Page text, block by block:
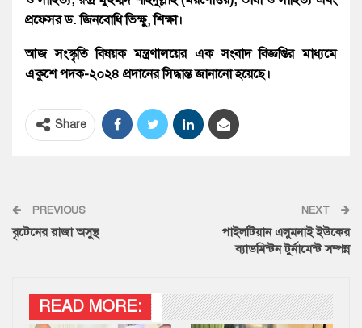
প্রফেসর ড. জিনবোধি ভিক্ষু, শিক্ষা।
আজ সংস্কৃতি বিষয়ক মন্ত্রণালয়ের এক সংবাদ বিজ্ঞপ্তির মাধ্যমে
একুশে পদক-২০২৪ প্রদানের সিদ্ধান্ত জানানো হয়েছে।
Share
PREVIOUS
বৃটেনের রাজা অসুস্থ
NEXT
পাইলটিয়ান এলুমনাই ইউকের
ব্যাডমিন্টন টুর্নামেন্ট সম্পন্ন
READ MORE: